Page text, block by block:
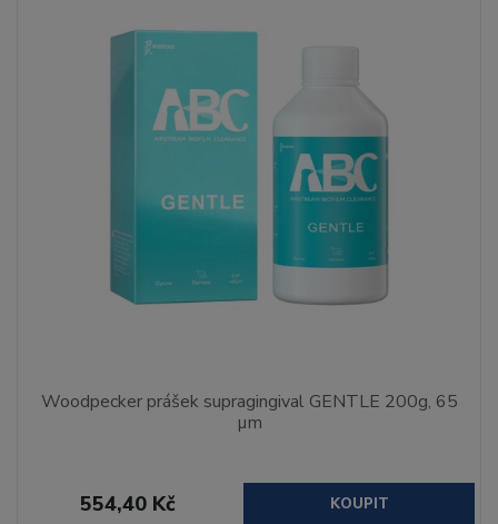
Woodpecker prášek supragingival GENTLE 200g, 65
µm
554,40 Kč KOUPIT